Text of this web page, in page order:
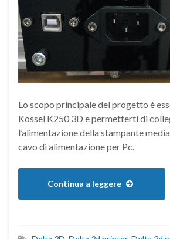
Lo scopo principale del progetto è
Kossel K250 3D e permetterti di
l’alimentazione della stampante
cavo di alimentazione per Pc.
Continua a leggere